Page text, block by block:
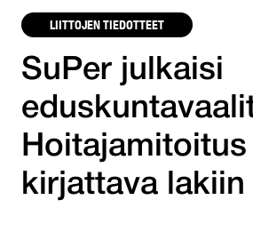
LIITTOJEN TIEDOTTEET
SuPer julkaisi
Hoitajamitoitus
kirjattava lakiin